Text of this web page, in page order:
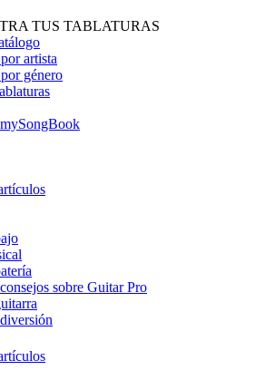
TUS TABLATURAS
artista
género
sobre Guitar Pro